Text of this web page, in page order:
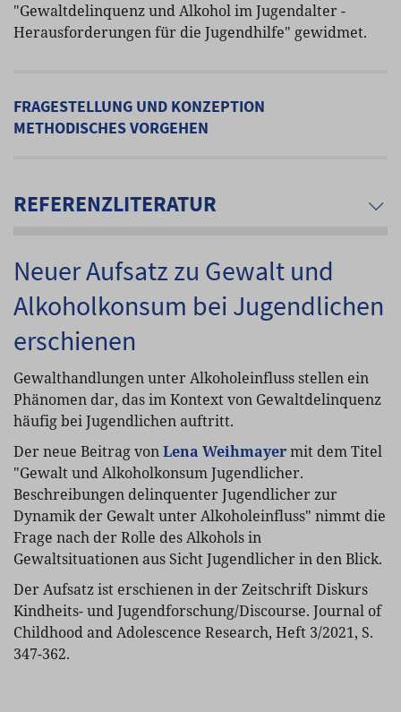
"Gewaltdelinquenz und Alkohol im Jugendalter -
Herausforderungen für die Jugendhilfe" gewidmet.
FRAGESTELLUNG UND KONZEPTION
METHODISCHES VORGEHEN
REFERENZLITERATUR
Neuer Aufsatz zu Gewalt und
Alkoholkonsum bei Jugendlichen
erschienen
Gewalthandlungen unter Alkoholeinfluss stellen ein
Phänomen dar, das im Kontext von Gewaltdelinquenz
häufig bei Jugendlichen auftritt.
Der neue Beitrag vonLena Weihmayermit dem Titel
"Gewalt und Alkoholkonsum Jugendlicher.
Beschreibungen delinquenter Jugendlicher zur
Dynamik der Gewalt unter Alkoholeinfluss" nimmt die
Frage nach der Rolle des Alkohols in
Gewaltsituationen aus Sicht Jugendlicher in den Blick.
Der Aufsatz ist erschienen in der Zeitschrift Diskurs
Kindheits- und Jugendforschung/Discourse. Journal of
Childhood and Adolescence Research, Heft 3/2021, S.
347-362.